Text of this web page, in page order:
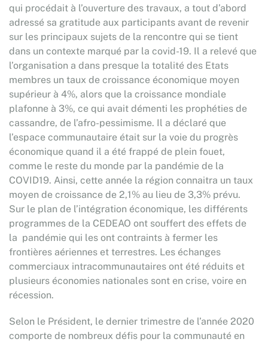
qui procédait à l’ouverture des travaux, a tout d’abord
adressé sa gratitude aux participants avant de revenir
sur les principaux sujets de la rencontre qui se tient
dans un contexte marqué par la covid-19. Il a relevé que
l’organisation a dans presque la totalité des Etats
membres un taux de croissance économique moyen
supérieur à 4%, alors que la croissance mondiale
plafonne à 3%, ce qui avait démenti les prophéties de
cassandre, de l’afro-pessimisme. Il a déclaré que
l’espace communautaire était sur la voie du progrès
économique quand il a été frappé de plein fouet,
comme le reste du monde par la pandémie de la
COVID19. Ainsi, cette année la région connaitra un taux
moyen de croissance de 2,1% au lieu de 3,3% prévu.
Sur le plan de l’intégration économique, les différents
programmes de la CEDEAO ont souffert des effets de
la pandémie qui les ont contraints à fermer les
frontières aériennes et terrestres. Les échanges
commerciaux intracommunautaires ont été réduits et
plusieurs économies nationales sont en crise, voire en
récession.
Selon le Président, le dernier trimestre de l’année 2020
comporte de nombreux défis pour la communauté en